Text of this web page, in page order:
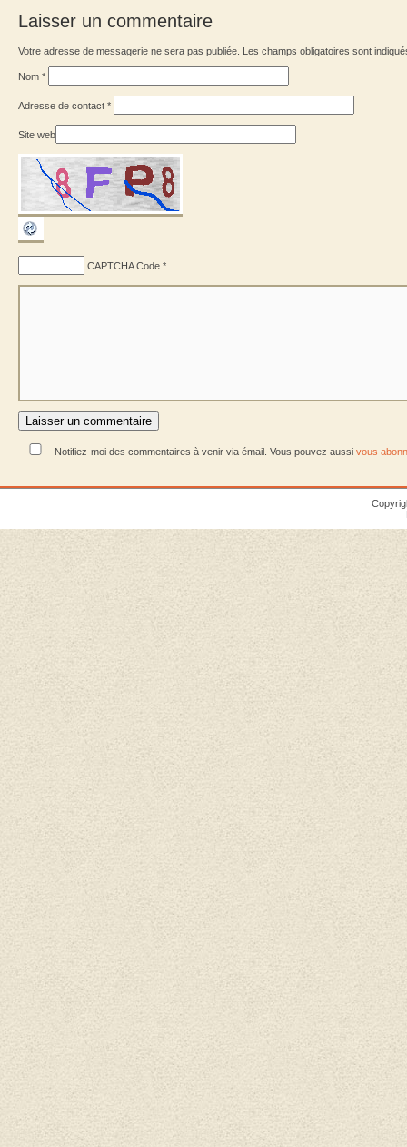
Laisser un commentaire
Votre adresse de messagerie ne sera pas publiée. Les champs obligatoires sont
Nom *
Adresse de contact *
Site web
CAPTCHA Code *
Notifiez-moi des commentaires à venir via émail. Vous pouvez aussi vous